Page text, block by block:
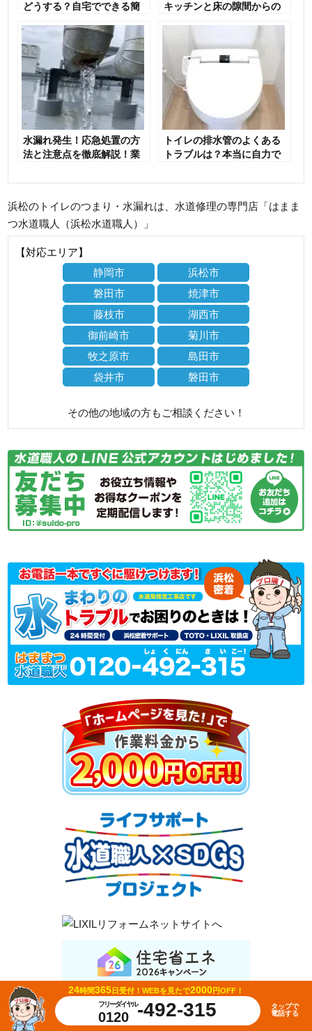
どうする？自宅でできる簡
キッチンと床の隙間からの
水漏れ発生！応急処置の方
法と注意点を徹底解説！業
トイレの排水管のよくある
トラブルは？本当に自力で
浜松のトイレのつまり・水漏れは、水道修理の専門店「はまま
つ水道職人（浜松水道職人）」
【対応エリア】
静岡市
浜松市
磐田市
焼津市
藤枝市
湖西市
御前崎市
菊川市
牧之原市
島田市
袋井市
磐田市
その他の地域の方もご相談ください！
24時間365日受付！ WEBを見たで2000円OFF！
フリーダイヤル
0120 -492-315
タップで
電話する